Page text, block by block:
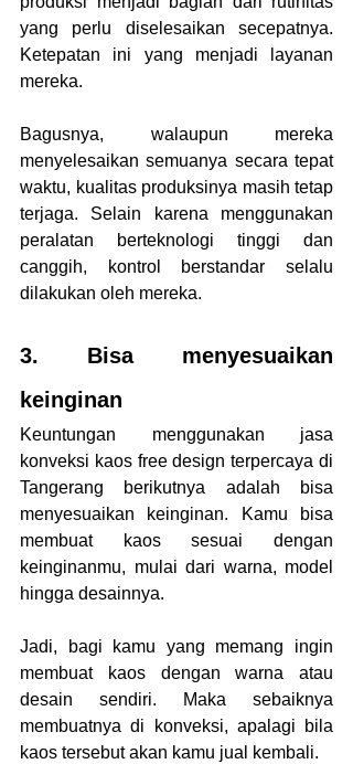
yang perlu diselesaikan secepatnya.
Ketepatan ini yang menjadi layanan
mereka.
Bagusnya, walaupun mereka
menyelesaikan semuanya secara tepat
waktu, kualitas produksinya masih tetap
terjaga. Selain karena menggunakan
peralatan berteknologi tinggi dan
canggih, kontrol berstandar selalu
dilakukan oleh mereka.
3. Bisa menyesuaikan
keinginan
Keuntungan menggunakan jasa
konveksi kaos free design terpercaya di
Tangerang berikutnya adalah bisa
menyesuaikan keinginan. Kamu bisa
membuat kaos sesuai dengan
keinginanmu, mulai dari warna, model
hingga desainnya.
Jadi, bagi kamu yang memang ingin
membuat kaos dengan warna atau
desain sendiri. Maka sebaiknya
membuatnya di konveksi, apalagi bila
kaos tersebut akan kamu jual kembali.